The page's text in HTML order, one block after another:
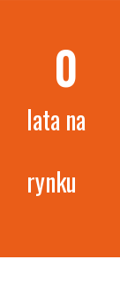
lata na
rynku
0